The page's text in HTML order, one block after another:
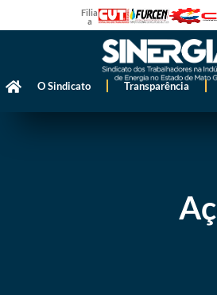
Filiado
a
O Sindicato Transparência